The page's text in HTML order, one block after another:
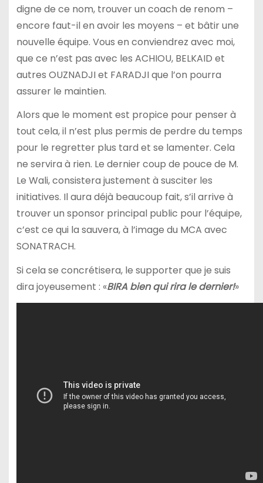
digne de ce nom, trouver un coach de renom –
encore faut-il en avoir les moyens – et bâtir une
nouvelle équipe. Vous en conviendrez avec moi,
que ce n’est pas avec les ACHIOU, BELKAID et
autres OUZNADJI et FARADJI que l’on pourra
assurer le maintien.
Alors que le moment est propice pour penser à
tout cela, il n’est plus permis de perdre du temps
pour le regretter plus tard et se lamenter. Cela
ne servira à rien. Le dernier coup de pouce de M.
Le Wali, consistera justement à susciter les
initiatives. Il aura déjà beaucoup fait, s’il arrive à
trouver un sponsor principal public pour l’équipe,
c’est ce qui la sauvera, à l’image du MCA avec
SONATRACH.
Si cela se concrétisera, le supporter que je suis
dira joyeusement : «BIRA bien qui rira le dernier!»